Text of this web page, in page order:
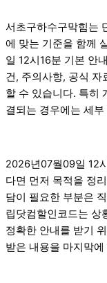
서초구하수구막힘는
에 맞는 기준을 함께
일 12시16분 기본 안
건, 주의사항, 공식 자
할 수 있습니다. 특히
결되는 경우에는 세
2026년07월09일 12
다면 먼저 목적을 정
담이 필요한 부분은
립닷컴할인코드는 상
정확한 안내를 받기
받은 내용을 마지막